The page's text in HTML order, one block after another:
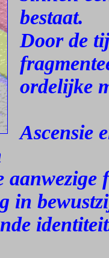
bestaat.
Door de
ordelijke
Ascensie
aanwezige
in